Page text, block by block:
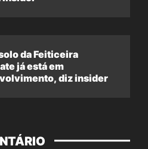
da Feiticeira
já está em
diz insider